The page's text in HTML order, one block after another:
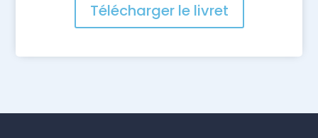
Télécharger le livret